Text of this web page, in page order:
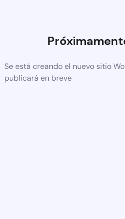
Se está creando el nuevo sitio
publicará en breve